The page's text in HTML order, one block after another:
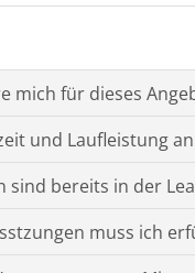
mich für dieses
und Laufleistung
sind bereits in der
muss ich